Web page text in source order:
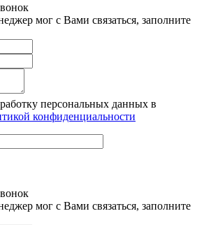
мог с Вами связаться, заполните
персональных данных в
конфиденциальности
мог с Вами связаться, заполните